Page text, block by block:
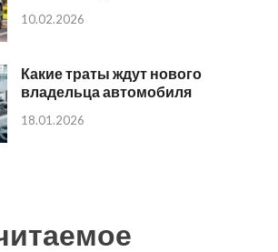
10.02.2026
Какие траты ждут нового
владельца автомобиля
18.01.2026